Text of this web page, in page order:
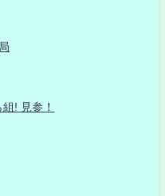
! 見参！